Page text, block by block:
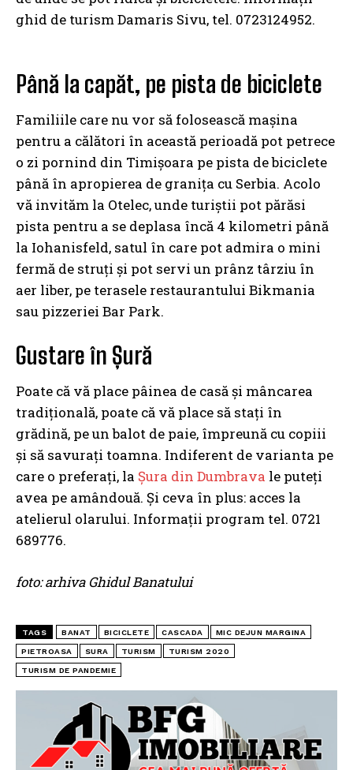
ghid de turism Damaris Sivu, tel. 0723124952.
Până la capăt, pe pista de biciclete
Familiile care nu vor să folosească mașina
pentru a călători în această perioadă pot petrece
o zi pornind din Timișoara pe pista de biciclete
până în apropierea de granița cu Serbia. Acolo
vă invităm la Otelec, unde turiștii pot părăsi
pista pentru a se deplasa încă 4 kilometri până
la Iohanisfeld, satul în care pot admira o mini
fermă de struți și pot servi un prânz târziu în
aer liber, pe terasele restaurantului Bikmania
sau pizzeriei Bar Park.
Gustare în Șură
Poate că vă place pâinea de casă și mâncarea
tradițională, poate că vă place să stați în
grădină, pe un balot de paie, împreună cu copiii
și să savurați toamna. Indiferent de varianta pe
care o preferați, la Șura din Dumbrava le puteți
avea pe amândouă. Și ceva în plus: acces la
atelierul olarului. Informații program tel. 0721
689776.
foto: arhiva Ghidul Banatului
TAGS BANAT BICICLETE CASCADA MIC DEJUN MARGINA
PIETROASA SURA TURISM TURISM 2020
TURISM DE PANDEMIE